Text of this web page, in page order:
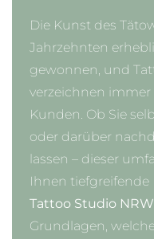
Die Kunst des
Jahrzehnten
gewonnen, und
verzeichnen
Kunden. Ob Sie
oder darüber
lassen – dieser
Ihnen tiefgreifende
Tattoo Studio NRW
Grundlagen,